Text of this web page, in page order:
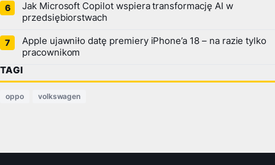
Jak Microsoft Copilot wspiera transformację AI w
przedsiębiorstwach
Apple ujawniło datę premiery iPhone’a 18 – na razie tylko
pracownikom
TAGI
oppo volkswagen